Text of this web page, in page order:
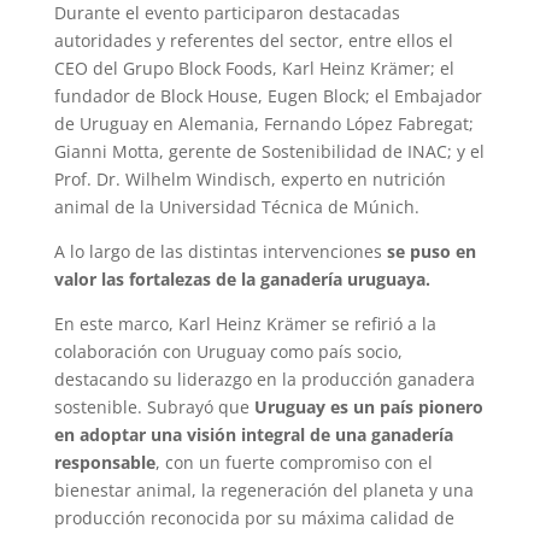
Durante el evento participaron destacadas
autoridades y referentes del sector, entre ellos el
CEO del Grupo Block Foods, Karl Heinz Krämer; el
fundador de Block House, Eugen Block; el Embajador
de Uruguay en Alemania, Fernando López Fabregat;
Gianni Motta, gerente de Sostenibilidad de INAC; y el
Prof. Dr. Wilhelm Windisch, experto en nutrición
animal de la Universidad Técnica de Múnich.
A lo largo de las distintas intervenciones se puso en
valor las fortalezas de la ganadería uruguaya.
En este marco, Karl Heinz Krämer se refirió a la
colaboración con Uruguay como país socio,
destacando su liderazgo en la producción ganadera
sostenible. Subrayó que Uruguay es un país pionero
en adoptar una visión integral de una ganadería
responsable, con un fuerte compromiso con el
bienestar animal, la regeneración del planeta y una
producción reconocida por su máxima calidad de